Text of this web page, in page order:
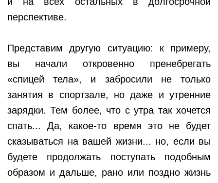
перспективе.
Представим другую ситуацию: к примеру,
вы начали откровенно пренебрегать
«спицей тела», и забросили не только
занятия в спортзале, но даже и утренние
зарядки. Тем более, что с утра так хочется
спать... Да, какое-то время это не будет
сказываться на вашей жизни... но, если вы
будете продолжать поступать подобным
образом и дальше, рано или поздно жизнь